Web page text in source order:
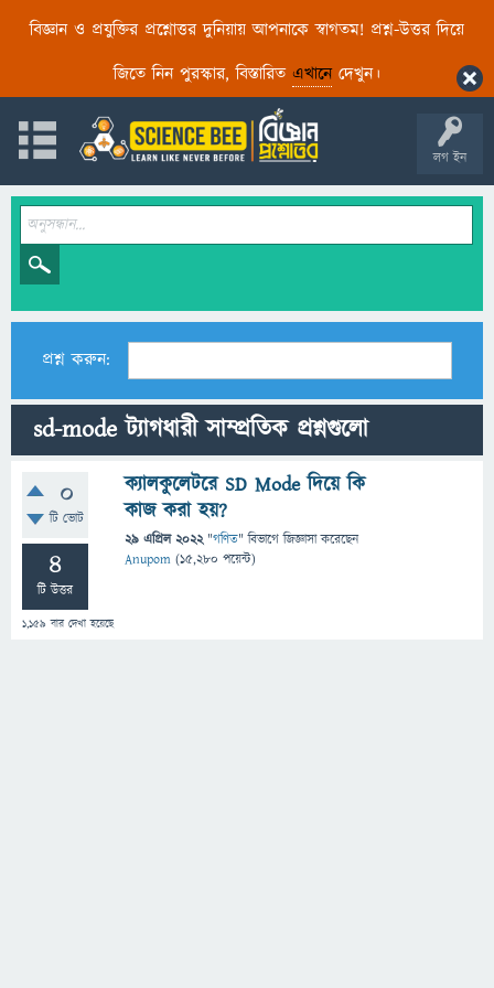
বিজ্ঞান ও প্রযুক্তির প্রশ্নোত্তর দুনিয়ায় আপনাকে স্বাগতম! প্রশ্ন-উত্তর দিয়ে
জিতে নিন পুরস্কার, বিস্তারিত এখানেদেখুন।
লগ ইন
প্রশ্ন করুন:
sd-mode ট্যাগধারী সাম্প্রতিক প্রশ্নগুলো
0
টি ভোট
4
টি উত্তর
1,159 বার দেখা হয়েছে
ক্যালকুলেটরে SD Mode দিয়ে কি
কাজ করা হয়?
29 এপ্রিল 2022 "গণিত" বিভাগে জিজ্ঞাসাকরেছেন
Anupom (15,280 পয়েন্ট)